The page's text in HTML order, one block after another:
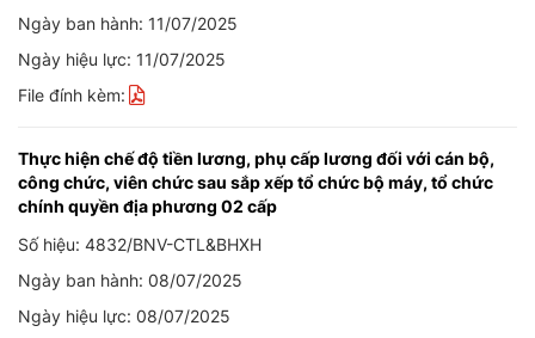
Ngày ban hành: 11/07/2025
Ngày hiệu lực: 11/07/2025
File đính kèm:
Thực hiện chế độ tiền lương, phụ cấp lương đối với cán bộ,
công chức, viên chức sau sắp xếp tổ chức bộ máy, tổ chức
chính quyền địa phương 02 cấp
Số hiệu: 4832/BNV-CTL&BHXH
Ngày ban hành: 08/07/2025
Ngày hiệu lực: 08/07/2025